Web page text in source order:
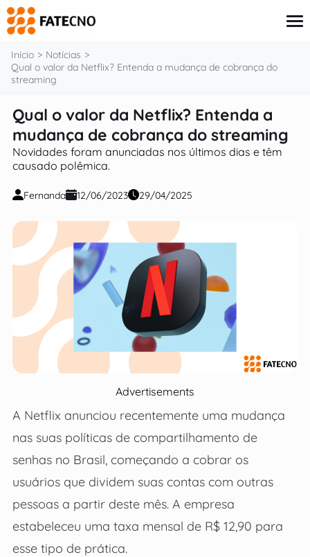
o
conteúdo
Tutoriais
Governo
Renda Extra
Finanças
Início
Notícias
Qual o valor da Netflix? Entenda a mudança de cobrança do
streaming
Qual o valor da Netflix? Entenda a
mudança de cobrança do streaming
Novidades foram anunciadas nos últimos dias e têm
causado polêmica.
Fernanda 12/06/2023 29/04/2025
Advertisements
A Netflix anunciou recentemente uma mudança
nas suas políticas de compartilhamento de
senhas no Brasil, começando a cobrar os
usuários que dividem suas contas com outras
pessoas a partir deste mês. A empresa
estabeleceu uma taxa mensal de R$ 12,90 para
esse tipo de prática.